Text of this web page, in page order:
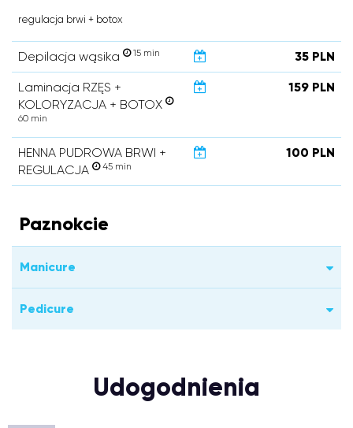
regulacja brwi + botox
Depilacja wąsika 15 min 35 PLN
Laminacja RZĘS +
KOLORYZACJA + BOTOX
60 min
159 PLN
HENNA PUDROWA BRWI +
REGULACJA
45 min
100 PLN
Paznokcie
Manicure
Pedicure
Udogodnienia